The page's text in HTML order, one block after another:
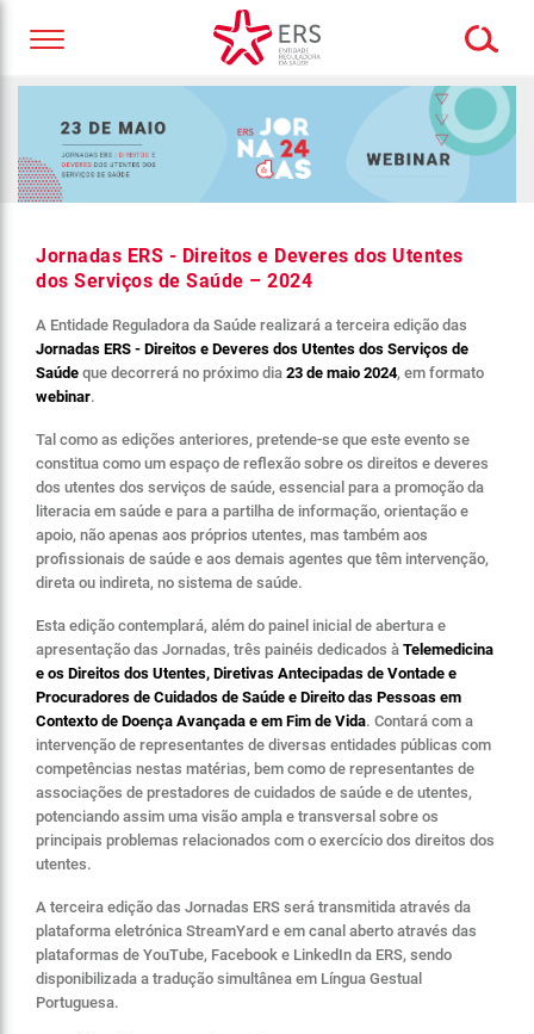
Jornadas ERS - Direitos e Deveres dos Utentes
dos Serviços de Saúde – 2024
A Entidade Reguladora da Saúde realizará a terceira edição das
Jornadas ERS - Direitos e Deveres dos Utentes dos Serviços de
Saúde que decorrerá no próximo dia 23 de maio 2024, em formato
webinar.
Tal como as edições anteriores, pretende-se que este evento se
constitua como um espaço de reflexão sobre os direitos e deveres
dos utentes dos serviços de saúde, essencial para a promoção da
literacia em saúde e para a partilha de informação, orientação e
apoio, não apenas aos próprios utentes, mas também aos
profissionais de saúde e aos demais agentes que têm intervenção,
direta ou indireta, no sistema de saúde.
Esta edição contemplará, além do painel inicial de abertura e
apresentação das Jornadas, três painéis dedicados à Telemedicina
e os Direitos dos Utentes, Diretivas Antecipadas de Vontade e
Procuradores de Cuidados de Saúde e Direito das Pessoas em
Contexto de Doença Avançada e em Fim de Vida. Contará com a
intervenção de representantes de diversas entidades públicas com
competências nestas matérias, bem como de representantes de
associações de prestadores de cuidados de saúde e de utentes,
potenciando assim uma visão ampla e transversal sobre os
principais problemas relacionados com o exercício dos direitos dos
utentes.
A terceira edição das Jornadas ERS será transmitida através da
plataforma eletrónica StreamYard e em canal aberto através das
plataformas de YouTube, Facebook e LinkedIn da ERS, sendo
disponibilizada a tradução simultânea em Língua Gestual
Portuguesa.